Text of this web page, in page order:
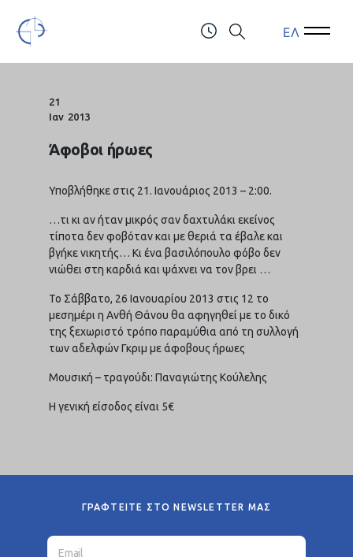
Open Menu ΕΛ Open
21
Ιαν 2013
Άφοβοι ήρωες
Υποβλήθηκε στις 21. Ιανουάριος 2013 – 2:00.
…τι κι αν ήταν μικρός σαν δαχτυλάκι εκείνος
τίποτα δεν φοβόταν και με θεριά τα έβαλε και
βγήκε νικητής… Κι ένα βασιλόπουλο φόβο δεν
νιώθει στη καρδιά και ψάχνει να τον βρει …
Το Σάββατο, 26 Ιανουαρίου 2013 στις 12 το
μεσημέρι η Ανθή Θάνου θα αφηγηθεί με το δικό
της ξεχωριστό τρόπο παραμύθια από τη συλλογή
των αδελφών Γκριμ με άφοβους ήρωες
Μουσική – τραγούδι: Παναγιώτης Κούλελης
Η γενική είσοδος είναι 5€
ΓΡΑΦΤΕΙΤΕ ΣΤΟ NEWSLETTER ΜΑΣ